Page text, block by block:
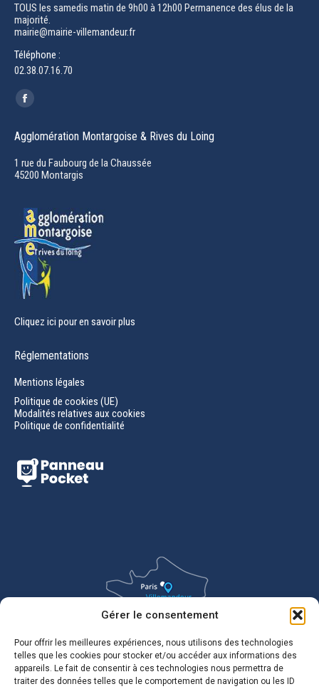
Gérer le consentement
Pour offrir les meilleures expériences, nous utilisons des technologies
telles que les cookies pour stocker et/ou accéder aux informations des
appareils. Le fait de consentir à ces technologies nous permettra de
traiter des données telles que le comportement de navigation ou les ID
TOUS les samedis matin de 9h00 à 12h00 Permanence des élus de la
majorité.
mairie@mairie-villemandeur.fr
Téléphone :
02.38.07.16.70
Trouvez nous sur :
Facebook
opens
in
new
Agglomération Montargoise & Rives du Loing
1 rue du Faubourg de la Chaussée
45200 Montargis
Cliquez ici pour en savoir plus
Réglementations
Mentions légales
Politique de cookies (UE)
Modalités relatives aux cookies
Politique de confidentialité